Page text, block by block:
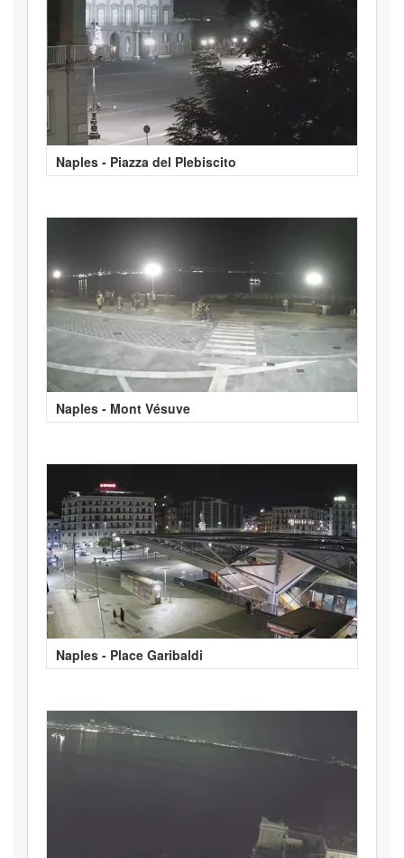
Naples - Piazza del Plebiscito
Naples - Mont Vésuve
Naples - Place Garibaldi